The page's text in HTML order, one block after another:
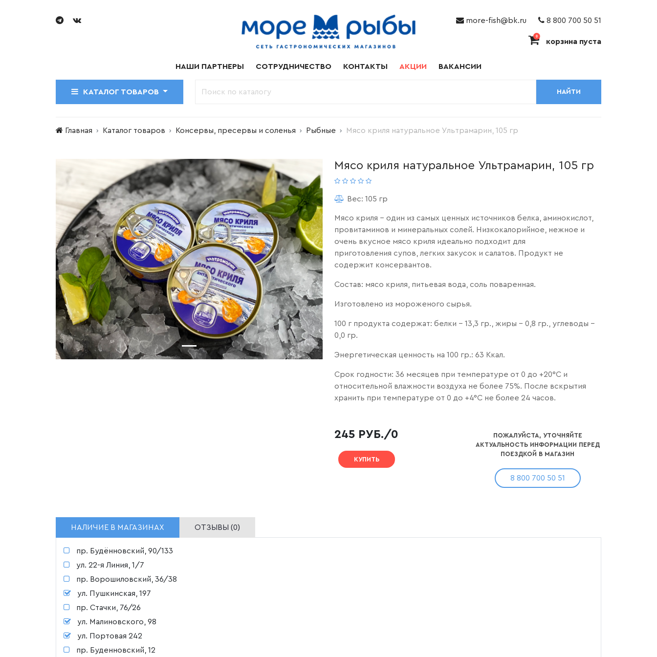
more-fish@bk.ru 8 800 700 50 51
0
корзина пуста
НАШИ ПАРТНЕРЫ СОТРУДНИЧЕСТВО КОНТАКТЫ АКЦИИ ВАКАНСИИ
КАТАЛОГ ТОВАРОВ НАЙТИ
Главная Каталог товаров Консервы, пресервы и соленья Рыбные Мясо криля натуральное Ультрамарин, 105 гр
Мясо криля натуральное Ультрамарин, 105 гр
Вес: 105 гр
Мясо криля – один из самых ценных источников белка, аминокислот,
провитаминов и минеральных солей. Низкокалорийное, нежное и
очень вкусное мясо криля идеально подходит для
приготовления супов, легких закусок и салатов. Продукт не
содержит консервантов.
Состав: мясо криля, питьевая вода, соль поваренная.
Изготовлено из мороженого сырья.
100 г продукта содержат: белки - 13,3 гр., жиры - 0,8 гр., углеводы -
0,0 гр.
Энергетическая ценность на 100 гр.: 63 Ккал.
Срок годности: 36 месяцев при температуре от 0 до +20°С и
относительной влажности воздуха не более 75%. После вскрытия
хранить при температуре от 0 до +4°С не более 24 часов.
245 РУБ./0
КУПИТЬ
ПОЖАЛУЙСТА, УТОЧНЯЙТЕ
АКТУАЛЬНОСТЬ ИНФОРМАЦИИ ПЕРЕД
ПОЕЗДКОЙ В МАГАЗИН
8 800 700 50 51
НАЛИЧИЕ В МАГАЗИНАХ ОТЗЫВЫ (0)
пр. Будённовский, 90/133
ул. 22-я Линия, 1/7
пр. Ворошиловский, 36/38
ул. Пушкинская, 197
пр. Стачки, 76/26
ул. Малиновского, 98
ул. Портовая 242
пр. Буденновский, 12